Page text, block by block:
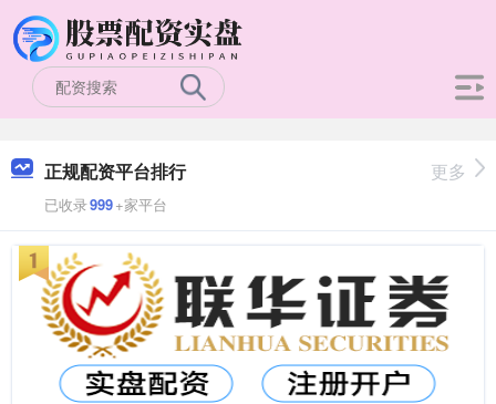
正规配资平台排行
已收录999+家平台
更多